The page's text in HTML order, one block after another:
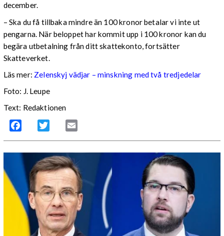
december.
– Ska du få tillbaka mindre än 100 kronor betalar vi inte ut
pengarna. När beloppet har kommit upp i 100 kronor kan du
begära utbetalning från ditt skattekonto, fortsätter
Skatteverket.
Läs mer: Zelenskyj vädjar – minskning med två tredjedelar
Foto: J. Leupe
Text: Redaktionen
Facebook Twitter